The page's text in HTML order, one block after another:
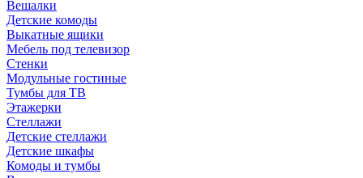
Вешалки
Детские комоды
Выкатные ящики
Мебель под телевизор
Стенки
Модульные гостиные
Тумбы для ТВ
Этажерки
Стеллажи
Детские стеллажи
Детские шкафы
Комоды и тумбы